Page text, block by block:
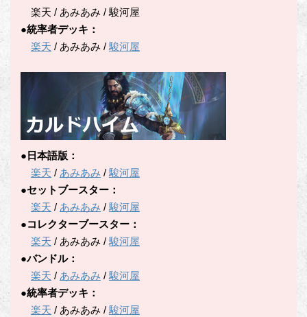
楽天 / あみあみ / 駿河屋
●統率者デッキ：
楽天 / あみあみ /駿河屋
●日本語版：
楽天 / あみあみ /駿河屋
●セットブースター：
楽天 / あみあみ /駿河屋
●コレクターブースター：
楽天 / あみあみ /駿河屋
●バンドル：
楽天 / あみあみ /駿河屋
●統率者デッキ：
楽天 / あみあみ /駿河屋